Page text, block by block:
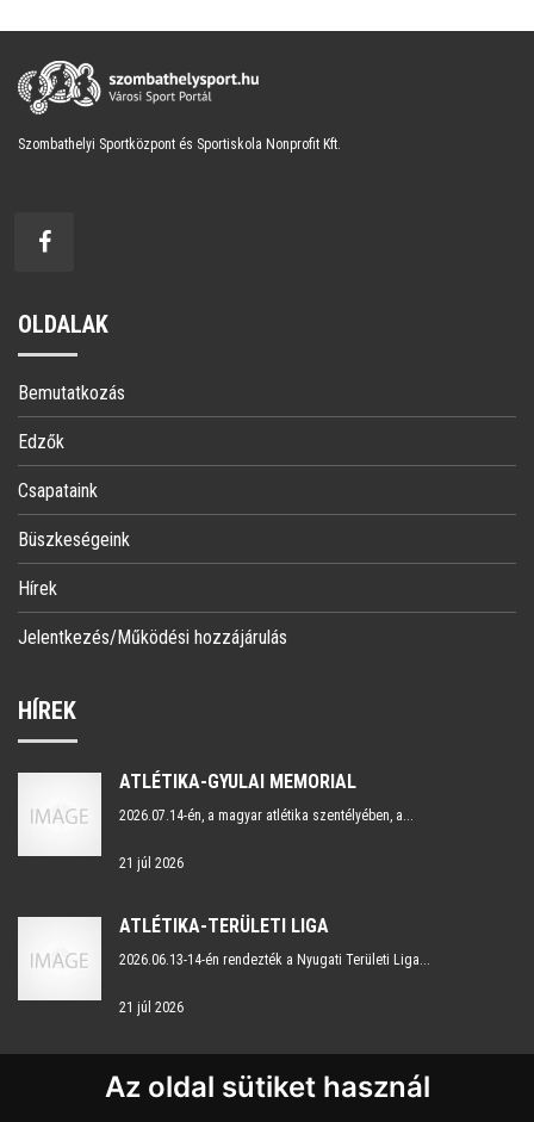
Az oldal sütiket használ
Szombathelyi Sportközpont és Sportiskola Nonprofit Kft.
OLDALAK
Bemutatkozás
Edzők
Csapataink
Büszkeségeink
Hírek
Jelentkezés/Működési hozzájárulás
HÍREK
ATLÉTIKA-GYULAI MEMORIAL
2026.07.14-én, a magyar atlétika szentélyében, a...
21 júl 2026
ATLÉTIKA-TERÜLETI LIGA
2026.06.13-14-én rendezték a Nyugati Területi Liga...
21 júl 2026
KAPCSOLAT